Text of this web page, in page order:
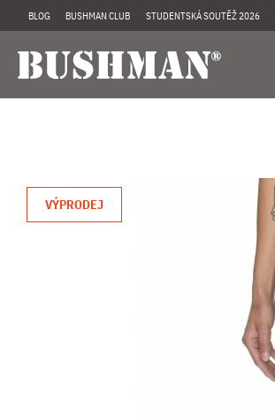
BLOG BUSHMAN CLUB STUDENTSKÁ SOUTĚŽ 2026
VÝPRODEJ